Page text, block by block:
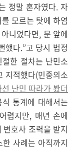
정말 혼자였다. 자
모르는 탓에 하염
니었다면, 문 앞에
했다.”고 당시 법정
한 절차는 난민소
지적했다(민중의소
난민 따라가 봤더
식 통계에 대해서는
렵지만, 매년 손에
호사 조력을 받지
한 사례는 아직까지